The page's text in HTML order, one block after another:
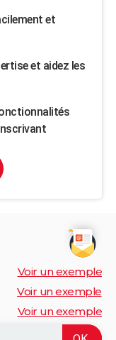
et
et aidez les
Voir un exemple
Voir un exemple
Voir un exemple